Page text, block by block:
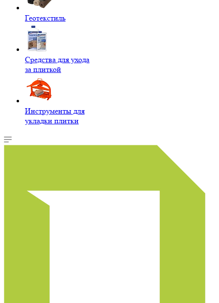
Геотекстиль
Средства для ухода
за плиткой
Инструменты для
укладки плитки